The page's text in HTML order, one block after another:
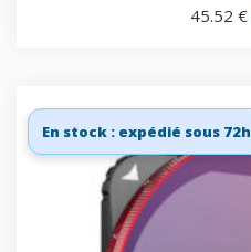
45.52 €
En stock : expédié sous 72h